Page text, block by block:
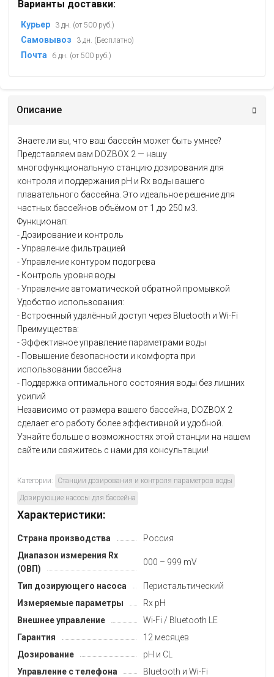
Варианты доставки:
Курьер 3 дн. (от 500 руб.)
Самовывоз 3 дн. (Бесплатно)
Почта 6 дн. (от 500 руб.)
Описание
Знаете ли вы, что ваш бассейн может быть умнее?
Представляем вам DOZBOX 2 — нашу
многофункциональную станцию дозирования для
контроля и поддержания рН и Rx воды вашего
плавательного бассейна. Это идеальное решение для
частных бассейнов объёмом от 1 до 250 м3.
Функционал:
- Дозирование и контроль
- Управление фильтрацией
- Управление контуром подогрева
- Контроль уровня воды
- Управление автоматической обратной промывкой
Удобство использования:
- Встроенный удалённый доступ через Bluetooth и Wi-Fi
Преимущества:
- Эффективное управление параметрами воды
- Повышение безопасности и комфорта при
использовании бассейна
- Поддержка оптимального состояния воды без лишних
усилий
Независимо от размера вашего бассейна, DOZBOX 2
сделает его работу более эффективной и удобной.
Узнайте больше о возможностях этой станции на нашем
сайте или свяжитесь с нами для консультации!
Категории:
Станции дозирования и контроля параметров воды
Дозирующие насосы для бассейна
Характеристики:
Страна производства
Россия
Диапазон измерения Rx
(ОВП)
000 – 999 mV
Тип дозирующего насоса
Перистальтический
Измеряемые параметры
Rx pH
Внешнее управление
Wi-Fi / Bluetooth LE
Гарантия
12 месяцев
Дозирование
pH и CL
Управление с телефона
Bluetooth и Wi-Fi